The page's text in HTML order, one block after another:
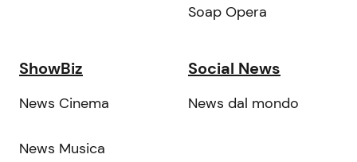
Soap Opera
ShowBiz
News Cinema
News Musica
Social News
News dal mondo